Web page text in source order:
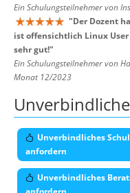
Ein Schulungsteilnehmer von
"Der Dozent
ist offensichtlich Linux
sehr gut!"
Ein Schulungsteilnehmer von
Monat 12/2023
Unverbindliches
anfordern
Unverbindliches